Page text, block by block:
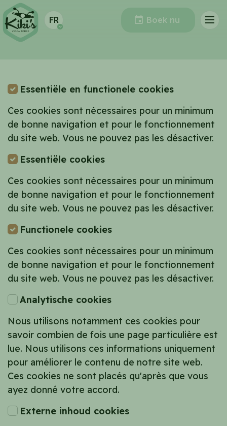
Taal:
FR Boek nu
Essentiële en functionele cookies
Ces cookies sont nécessaires pour un minimum
de bonne navigation et pour le fonctionnement
du site web. Vous ne pouvez pas les désactiver.
Essentiële cookies
Ces cookies sont nécessaires pour un minimum
de bonne navigation et pour le fonctionnement
du site web. Vous ne pouvez pas les désactiver.
Functionele cookies
Ces cookies sont nécessaires pour un minimum
de bonne navigation et pour le fonctionnement
du site web. Vous ne pouvez pas les désactiver.
Analytische cookies
Nous utilisons notamment ces cookies pour
savoir combien de fois une page particulière est
lue. Nous utilisons ces informations uniquement
pour améliorer le contenu de notre site web.
Ces cookies ne sont placés qu'après que vous
ayez donné votre accord.
Externe inhoud cookies